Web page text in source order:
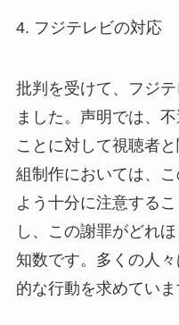
4. フジテレビの対応
批判を受けて、フジ
ました。声明では、
ことに対して視聴者
組制作においては、
よう十分に注意する
し、この謝罪がどれ
知数です。多くの人
的な行動を求めていま